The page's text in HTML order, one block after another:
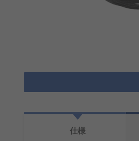
仕様